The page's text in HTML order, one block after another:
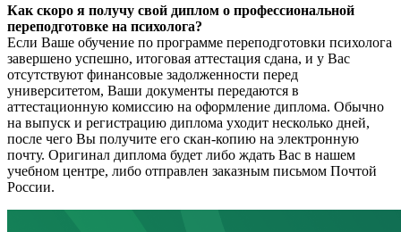
Как скоро я получу свой диплом о профессиональной
переподготовке на психолога?
Если Ваше обучение по программе переподготовки психолога
завершено успешно, итоговая аттестация сдана, и у Вас
отсутствуют финансовые задолженности перед
университетом, Ваши документы передаются в
аттестационную комиссию на оформление диплома. Обычно
на выпуск и регистрацию диплома уходит несколько дней,
после чего Вы получите его скан-копию на электронную
почту. Оригинал диплома будет либо ждать Вас в нашем
учебном центре, либо отправлен заказным письмом Почтой
России.